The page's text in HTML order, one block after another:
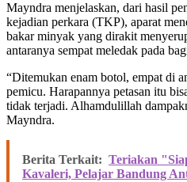
Mayndra menjelaskan, dari hasil
kejadian perkara (TKP), aparat
bakar minyak yang dirakit
antaranya sempat meledak pada
“Ditemukan enam botol, empat di
pemicu. Harapannya petasan itu
tidak terjadi. Alhamdulillah
Mayndra.
Berita Terkait: Teriakan
Kavaleri, Pelajar Bandung